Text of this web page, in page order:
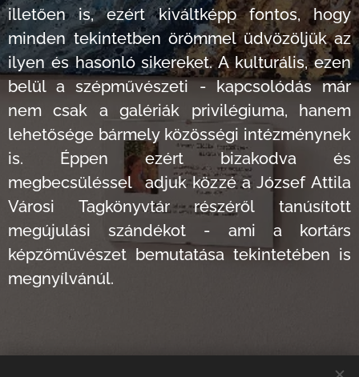
illetően is, ezért kiváltképp fontos, hogy
minden tekintetben örömmel üdvözöljük az
ilyen és hasonló sikereket. A kulturális, ezen
belül a szépművészeti - kapcsolódás már
nem csak a galériák privilégiuma, hanem
lehetősége bármely közösségi intézménynek
is. Éppen ezért bizakodva és
megbecsüléssel adjuk közzé a József Attila
Városi Tagkönyvtár részéről tanúsított
megújulási szándékot - ami a kortárs
képzőművészet bemutatása tekintetében is
megnyílvánúl.